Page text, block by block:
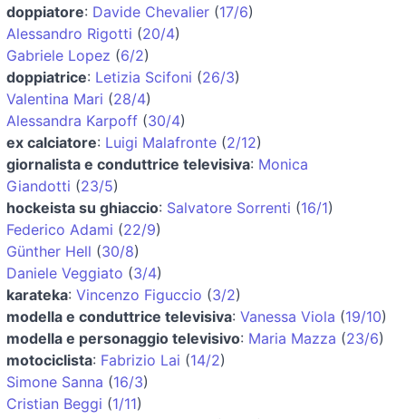
doppiatore: Davide Chevalier (17/6)
Alessandro Rigotti (20/4)
Gabriele Lopez (6/2)
doppiatrice: Letizia Scifoni (26/3)
Valentina Mari (28/4)
Alessandra Karpoff (30/4)
ex calciatore: Luigi Malafronte (2/12)
giornalista e conduttrice televisiva: Monica
Giandotti (23/5)
hockeista su ghiaccio: Salvatore Sorrenti (16/1)
Federico Adami (22/9)
Günther Hell (30/8)
Daniele Veggiato (3/4)
karateka: Vincenzo Figuccio (3/2)
modella e conduttrice televisiva: Vanessa Viola (19/10)
modella e personaggio televisivo: Maria Mazza (23/6)
motociclista: Fabrizio Lai (14/2)
Simone Sanna (16/3)
Cristian Beggi (1/11)